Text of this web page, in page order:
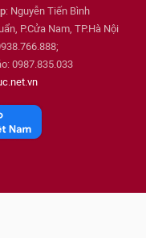
: Nguyễn Tiến Bình
P.Cửa Nam, TP.Hà Nội
0987.835.033